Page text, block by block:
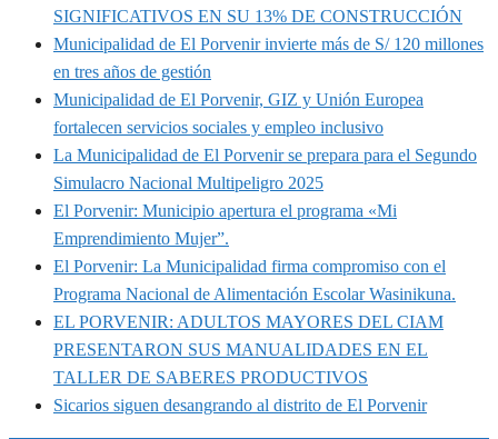
SIGNIFICATIVOS EN SU 13% DE CONSTRUCCIÓN
Municipalidad de El Porvenir invierte más de S/ 120 millones
en tres años de gestión
Municipalidad de El Porvenir, GIZ y Unión Europea
fortalecen servicios sociales y empleo inclusivo
La Municipalidad de El Porvenir se prepara para el Segundo
Simulacro Nacional Multipeligro 2025
El Porvenir: Municipio apertura el programa «Mi
Emprendimiento Mujer”.
El Porvenir: La Municipalidad firma compromiso con el
Programa Nacional de Alimentación Escolar Wasinikuna.
EL PORVENIR: ADULTOS MAYORES DEL CIAM
PRESENTARON SUS MANUALIDADES EN EL
TALLER DE SABERES PRODUCTIVOS
Sicarios siguen desangrando al distrito de El Porvenir